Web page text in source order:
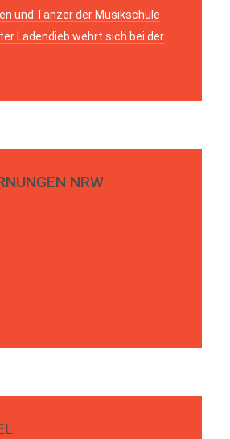
und Tänzer der Musikschule
Ladendieb wehrt sich bei der
NRW